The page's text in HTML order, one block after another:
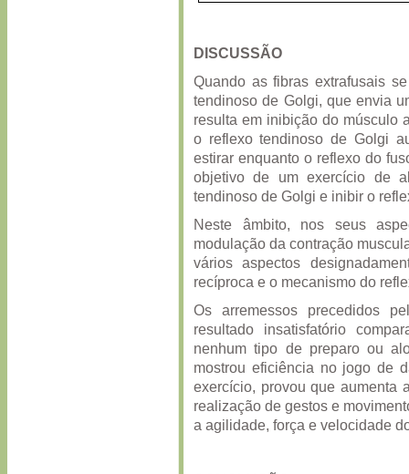
DISCUSSÃO
Quando as fibras extrafusais
tendinoso de Golgi, que envia
resulta em inibição do músculo
o reflexo tendinoso de Golgi
estirar enquanto o reflexo do
objetivo de um exercício de
tendinoso de Golgi e inibir o
Neste âmbito, nos seus
modulação da contração
vários aspectos
recíproca e o mecanismo do
Os arremessos precedidos
resultado insatisfatório
nenhum tipo de preparo ou
mostrou eficiência no jogo de
exercício, provou que aumenta
realização de gestos e
a agilidade, força e velocidade